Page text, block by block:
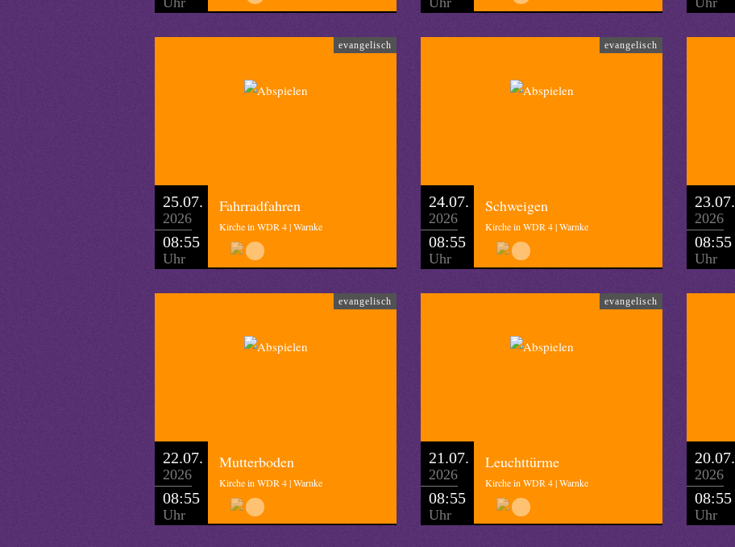
evangelisch
25.07.
2026
08:55
Uhr
Fahrradfahren
Kirche in WDR 4 | Warnke
evangelisch
24.07.
2026
08:55
Uhr
Schweigen
Kirche in WDR 4 | Warnke
23.07.
2026
08:55
Uhr
evangelisch
22.07.
2026
08:55
Uhr
Mutterboden
Kirche in WDR 4 | Warnke
evangelisch
21.07.
2026
08:55
Uhr
Leuchttürme
Kirche in WDR 4 | Warnke
20.07.
2026
08:55
Uhr